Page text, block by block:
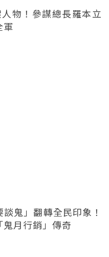
物！參謀總長羅本立
軍
鬼」翻轉全民印象！
月行銷」傳奇